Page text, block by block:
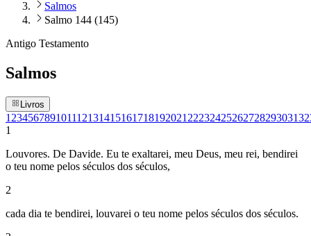
Salmos
Salmo 144 (145)
Antigo Testamento
Salmos
Livros
1 23456789101112131415161718192021 2223242526272829303132
1
Louvores. De Davide. Eu te exaltarei, meu Deus, meu rei, bendirei
o teu nome pelos séculos dos séculos,
2
cada dia te bendirei, louvarei o teu nome pelos séculos dos séculos.